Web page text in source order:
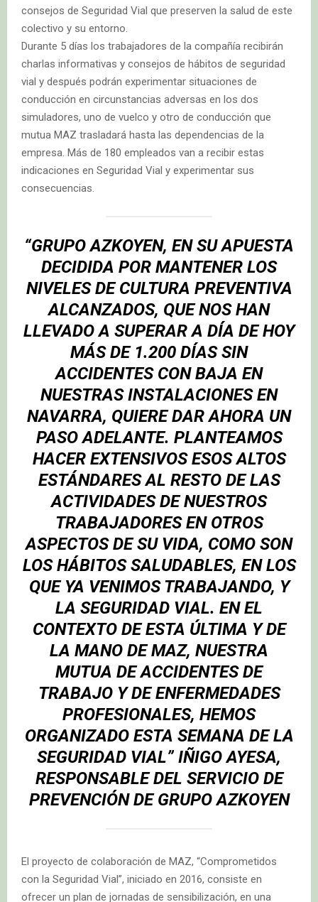
consejos de Seguridad Vial que preserven la salud de este
colectivo y su entorno.
Durante 5 días los trabajadores de la compañía recibirán
charlas informativas y consejos de hábitos de seguridad
vial y después podrán experimentar situaciones de
conducción en circunstancias adversas en los dos
simuladores, uno de vuelco y otro de conducción que
mutua MAZ trasladará hasta las dependencias de la
empresa. Más de 180 empleados van a recibir estas
indicaciones en Seguridad Vial y experimentar sus
consecuencias.
“GRUPO AZKOYEN, EN SU APUESTA
DECIDIDA POR MANTENER LOS
NIVELES DE CULTURA PREVENTIVA
ALCANZADOS, QUE NOS HAN
LLEVADO A SUPERAR A DÍA DE HOY
MÁS DE 1.200 DÍAS SIN
ACCIDENTES CON BAJA EN
NUESTRAS INSTALACIONES EN
NAVARRA, QUIERE DAR AHORA UN
PASO ADELANTE. PLANTEAMOS
HACER EXTENSIVOS ESOS ALTOS
ESTÁNDARES AL RESTO DE LAS
ACTIVIDADES DE NUESTROS
TRABAJADORES EN OTROS
ASPECTOS DE SU VIDA, COMO SON
LOS HÁBITOS SALUDABLES, EN LOS
QUE YA VENIMOS TRABAJANDO, Y
LA SEGURIDAD VIAL. EN EL
CONTEXTO DE ESTA ÚLTIMA Y DE
LA MANO DE MAZ, NUESTRA
MUTUA DE ACCIDENTES DE
TRABAJO Y DE ENFERMEDADES
PROFESIONALES, HEMOS
ORGANIZADO ESTA SEMANA DE LA
SEGURIDAD VIAL” IÑIGO AYESA,
RESPONSABLE DEL SERVICIO DE
PREVENCIÓN DE GRUPO AZKOYEN
El proyecto de colaboración de MAZ, “Comprometidos
con la Seguridad Vial”, iniciado en 2016, consiste en
ofrecer un plan de jornadas de sensibilización, en una